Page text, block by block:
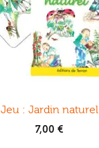
Jeu : Jardin naturel
7,00€